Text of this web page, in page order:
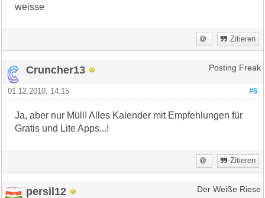
weisse
Zitieren
Cruncher13 Posting Freak
#6
01.12.2010, 14:15
Ja, aber nur Müll! Alles Kalender mit Empfehlungen für
Gratis und Lite Apps...!
Zitieren
persil12 Der Weiße Riese